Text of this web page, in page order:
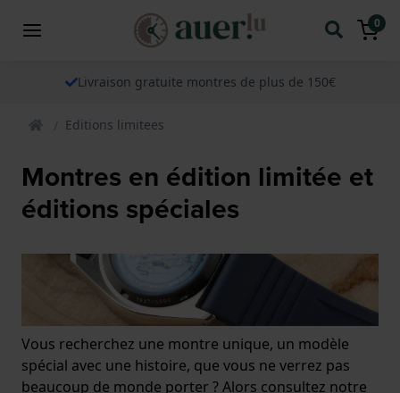
0
Livraison gratuite montres de plus de 150€
Editions limitees
Montres en édition limitée et
éditions spéciales
Vous recherchez une montre unique, un modèle
spécial avec une histoire, que vous ne verrez pas
beaucoup de monde porter ? Alors consultez notre